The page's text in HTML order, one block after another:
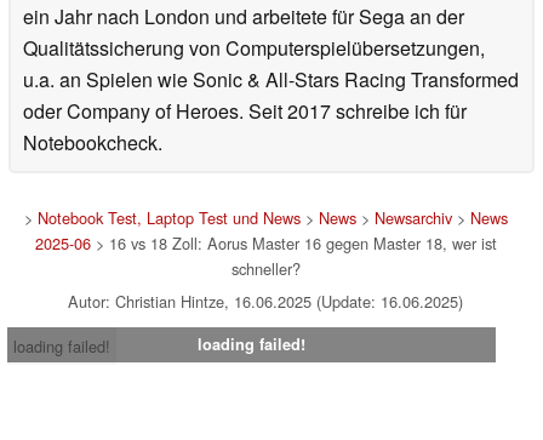
ein Jahr nach London und arbeitete für Sega an der
Qualitätssicherung von Computerspielübersetzungen,
u.a. an Spielen wie Sonic & All-Stars Racing Transformed
oder Company of Heroes. Seit 2017 schreibe ich für
Notebookcheck.
> Notebook Test, Laptop Test und News> News> Newsarchiv> News
2025-06> 16 vs 18 Zoll: Aorus Master 16 gegen Master 18, wer ist
schneller?
Autor: Christian Hintze, 16.06.2025 (Update: 16.06.2025)
loading failed!
loading failed!